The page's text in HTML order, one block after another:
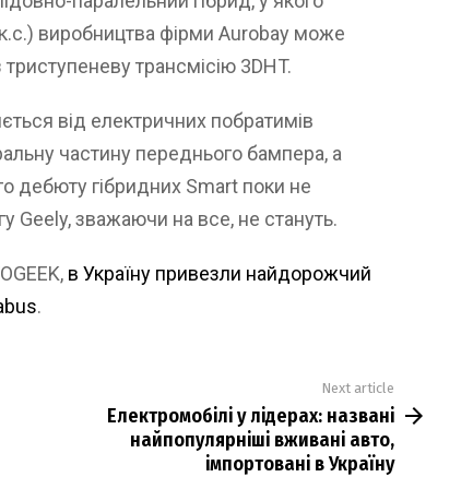
виробництва фірми Aurobay може
трансмісію 3DHT.
від електричних побратимів
частину переднього бампера, а
дебюту гібридних Smart поки не
Geely, зважаючи на все, не стануть.
в Україну привезли найдорожчий
.
Next article
Електромобілі у лідерах: названі
найпопулярніші вживані авто,
імпортовані в Україну